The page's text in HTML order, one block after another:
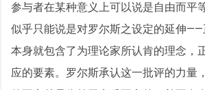
参与者在某种意义上可以说是自由而平
似乎只能说是对罗尔斯之设定的延伸
本身就包含了为理论家所认肯的理念，
应的要素。罗尔斯承认这一批评的力量